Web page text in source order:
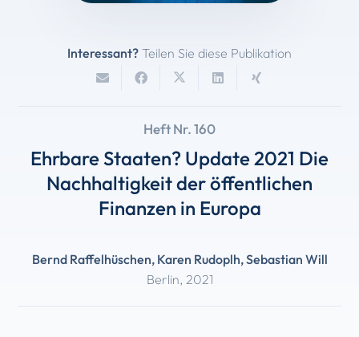
Interessant? Teilen Sie diese Publikation
Heft Nr. 160
Ehrbare Staaten? Update 2021 Die
Nachhaltigkeit der öffentlichen
Finanzen in Europa
Bernd Raffelhüschen, Karen Rudoplh,Sebastian Will
Berlin, 2021